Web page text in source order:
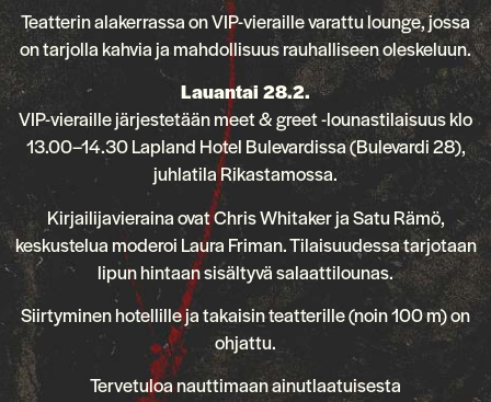
Teatterin alakerrassa on VIP-vieraille varattu lounge, jossa
on tarjolla kahvia ja mahdollisuus rauhalliseen oleskeluun.
Lauantai 28.2.
VIP-vieraille järjestetään meet & greet -lounastilaisuus klo
13.00–14.30 Lapland Hotel Bulevardissa (Bulevardi 28),
juhlatila Rikastamossa.
Kirjailijavieraina ovat Chris Whitaker ja Satu Rämö,
keskustelua moderoi Laura Friman. Tilaisuudessa tarjotaan
lipun hintaan sisältyvä salaattilounas.
Siirtyminen hotellille ja takaisin teatterille (noin 100 m) on
ohjattu.
Tervetuloa nauttimaan ainutlaatuisesta